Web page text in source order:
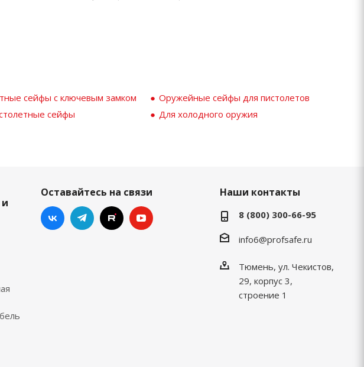
сейфы с ключевым замком
Оружейные сейфы для пистолетов
сейфы Для холодного оружия
Оставайтесь на связи Наши контакты
8 (800) 300-66-95
info6@profsafe.ru
Тюмень, ул. Чекистов,
29, корпус 3,
строение 1